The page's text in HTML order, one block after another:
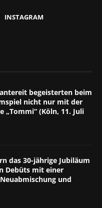
INSTAGRAM
begeisterten beim
nicht nur mit der
„Tommi“ (Köln, 11. Juli
das 30-jährige Jubiläum
Debüts mit einer
und